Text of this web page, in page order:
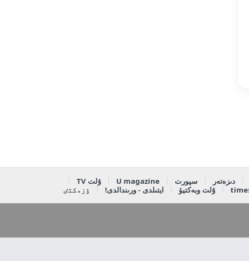
دىزەتەر سپورت U magazine
ۇلت TV
ۇلت وبەكتيۆ ايتىلدى - ورىندالدى! ٶزەكتٸ